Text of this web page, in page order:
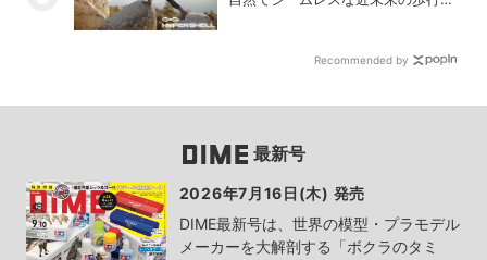
Recommended by
最新号
2026年7月16日(木) 発売
DIME最新号は、世界の模型・プラモデル
メーカーを大解剖する「ボクラのタミ